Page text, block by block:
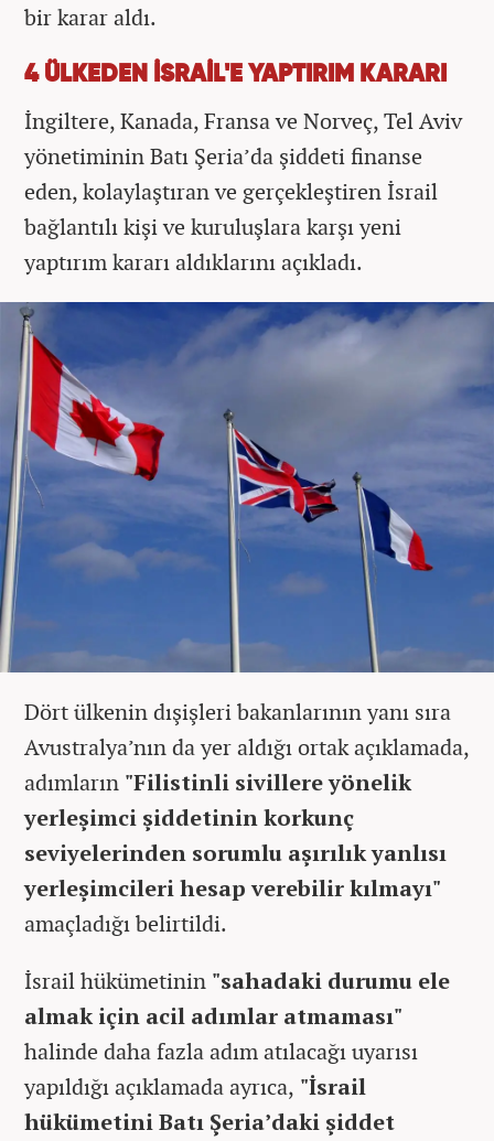
bir karar aldı.
4 ÜLKEDEN İSRAİL'E YAPTIRIM KARARI
İngiltere, Kanada, Fransa ve Norveç, Tel Aviv
yönetiminin Batı Şeria’da şiddeti finanse
eden, kolaylaştıran ve gerçekleştiren İsrail
bağlantılı kişi ve kuruluşlara karşı yeni
yaptırım kararı aldıklarını açıkladı.
Dört ülkenin dışişleri bakanlarının yanı sıra
Avustralya’nın da yer aldığı ortak açıklamada,
adımların "Filistinli sivillere yönelik
yerleşimci şiddetinin korkunç
seviyelerinden sorumlu aşırılık yanlısı
yerleşimcileri hesap verebilir kılmayı"
amaçladığı belirtildi.
İsrail hükümetinin "sahadaki durumu ele
almak için acil adımlar atmaması"
halinde daha fazla adım atılacağı uyarısı
yapıldığı açıklamada ayrıca, "İsrail
hükümetini Batı Şeria’daki şiddet